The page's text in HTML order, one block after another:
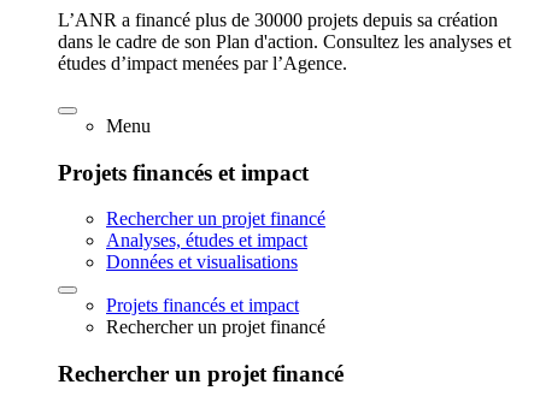
L’ANR a financé plus de 30000 projets depuis sa création
dans le cadre de son Plan d'action. Consultez les analyses et
études d’impact menées par l’Agence.
Menu
Projets financés et impact
Rechercher un projet financé
Analyses, études et impact
Données et visualisations
Projets financés et impact
Rechercher un projet financé
Rechercher un projet financé